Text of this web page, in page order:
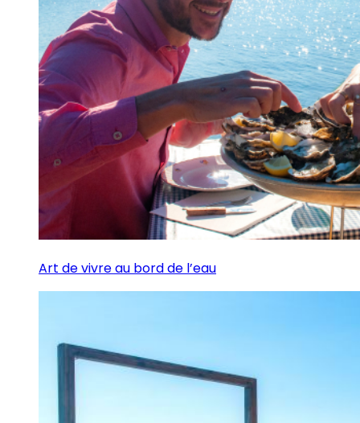
Art de vivre au bord de l’eau